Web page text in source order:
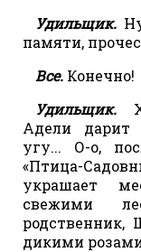
Удильщик.
памяти,
Все. Конечно!
Удильщик.
Адели дарит
угу... О-о,
«Птица-
украшает
свежими
дикими